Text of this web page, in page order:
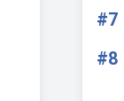
#7
#8